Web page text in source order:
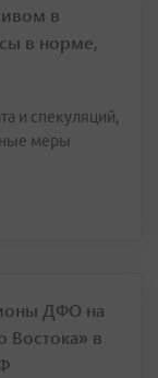
в
в норме,
и спекуляций,
меры
ДФО на
Востока» в